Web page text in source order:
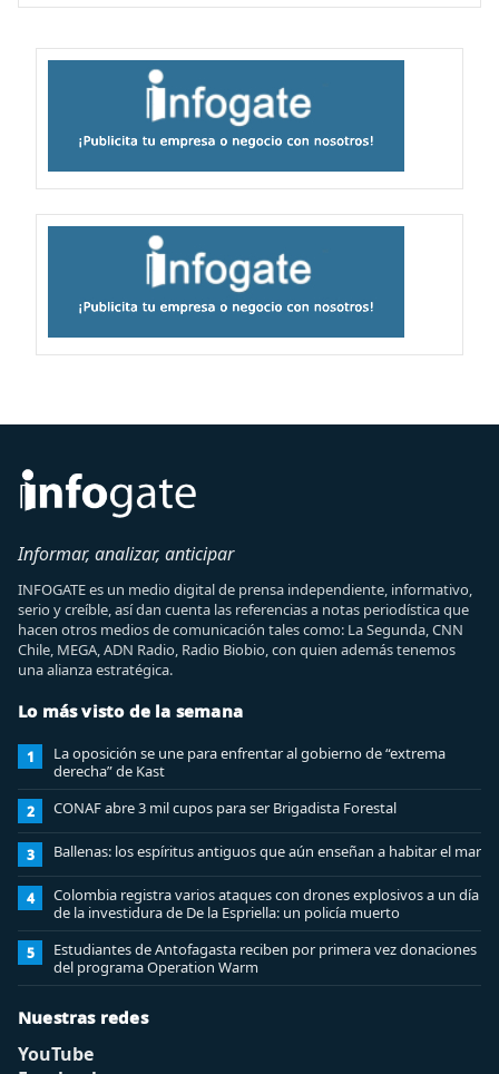
Informar, analizar, anticipar
INFOGATE es un medio digital de prensa independiente, informativo,
serio y creíble, así dan cuenta las referencias a notas periodística que
hacen otros medios de comunicación tales como: La Segunda, CNN
Chile, MEGA, ADN Radio, Radio Biobio, con quien además tenemos
una alianza estratégica.
Lo más visto de la semana
1
La oposición se une para enfrentar al gobierno de “extrema
derecha” de Kast
2 CONAF abre 3 mil cupos para ser Brigadista Forestal
3 Ballenas: los espíritus antiguos que aún enseñan a habitar el mar
4
Colombia registra varios ataques con drones explosivos a un día
de la investidura de De la Espriella: un policía muerto
5
Estudiantes de Antofagasta reciben por primera vez donaciones
del programa Operation Warm
Nuestras redes
YouTube